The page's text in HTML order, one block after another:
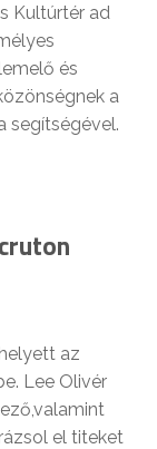
Kultúrtér ad
és
a
segítségével.
az
Lee Olivér
el titeket